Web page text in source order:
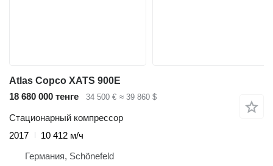
Atlas Copco XATS 900E
18 680 000 тенге
34 500 € ≈ 39 860 $
Стационарный компрессор
2017
10 412 м/ч
Германия, Schönefeld